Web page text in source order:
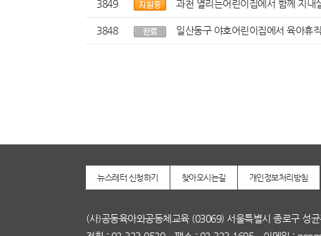
3849 과천 열리는어린이집에서 함께 지내
3848 일산동구 야호어린이집에서 육아휴
뉴스레터 신청하기 찾아오시는길 개인정보처리방침
(사)공동육아와공동체교육 (03069) 서울특별시 종로구 성